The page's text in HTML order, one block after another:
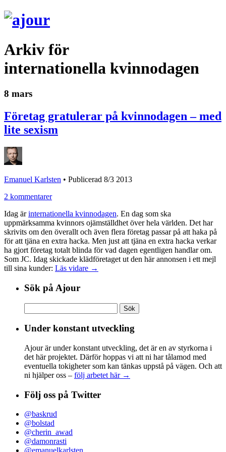
Arkiv för
internationella kvinnodagen
8 mars
Företag gratulerar på kvinnodagen – med
lite sexism
Emanuel Karlsten • Publicerad 8/3 2013
2 kommentarer
Idag ärinternationella kvinnodagen. En dag som ska
uppmärksamma kvinnors ojämställdhet över hela världen. Det har
skrivits om den överallt och även flera företag passar på att haka på
för att tjäna en extra hacka. Men just att tjäna en extra hacka verkar
ha gjort företag totalt blinda för vad dagen egentligen handlar om.
Som JC. Idag skickade klädföretaget ut den här annonsen i ett mejl
till sina kunder: Läs vidare →
Sök på Ajour
efter:
Under konstant utveckling
Ajour är under konstant utveckling, det är en av styrkorna i
det här projektet. Därför hoppas vi att ni har tålamod med
eventuella tokigheter som kan tänkas uppstå på vägen. Och att
ni hjälper oss – följ arbetet här →
Följ oss på Twitter
@baskrud
@bolstad
@cherin_awad
@damonrasti